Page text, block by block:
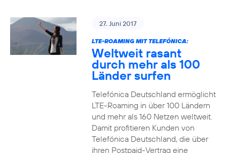
27. Juni 2017
LTE-ROAMING MIT TELEFÓNICA:
Weltweit rasant
durch mehr als 100
Länder surfen
Telefónica Deutschland ermöglicht
LTE-Roaming in über 100 Ländern
und mehr als 160 Netzen weltweit.
Damit profitieren Kunden von
Telefónica Deutschland, die über
ihren Postpaid-Vertrag eine